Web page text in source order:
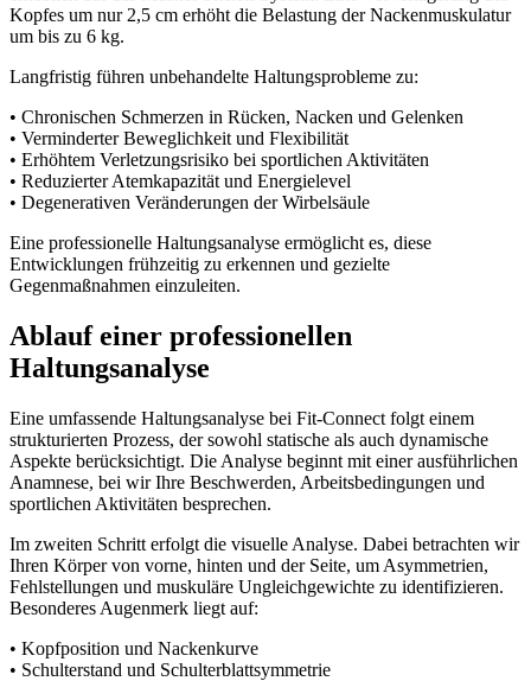
Kopfes um nur 2,5 cm erhöht die Belastung der Nackenmuskulatur
um bis zu 6 kg.
Langfristig führen unbehandelte Haltungsprobleme zu:
• Chronischen Schmerzen in Rücken, Nacken und Gelenken
• Verminderter Beweglichkeit und Flexibilität
• Erhöhtem Verletzungsrisiko bei sportlichen Aktivitäten
• Reduzierter Atemkapazität und Energielevel
• Degenerativen Veränderungen der Wirbelsäule
Eine professionelle Haltungsanalyse ermöglicht es, diese
Entwicklungen frühzeitig zu erkennen und gezielte
Gegenmaßnahmen einzuleiten.
Ablauf einer professionellen
Haltungsanalyse
Eine umfassende Haltungsanalyse bei Fit-Connect folgt einem
strukturierten Prozess, der sowohl statische als auch dynamische
Aspekte berücksichtigt. Die Analyse beginnt mit einer ausführlichen
Anamnese, bei wir Ihre Beschwerden, Arbeitsbedingungen und
sportlichen Aktivitäten besprechen.
Im zweiten Schritt erfolgt die visuelle Analyse. Dabei betrachten wir
Ihren Körper von vorne, hinten und der Seite, um Asymmetrien,
Fehlstellungen und muskuläre Ungleichgewichte zu identifizieren.
Besonderes Augenmerk liegt auf:
• Kopfposition und Nackenkurve
• Schulterstand und Schulterblattsymmetrie